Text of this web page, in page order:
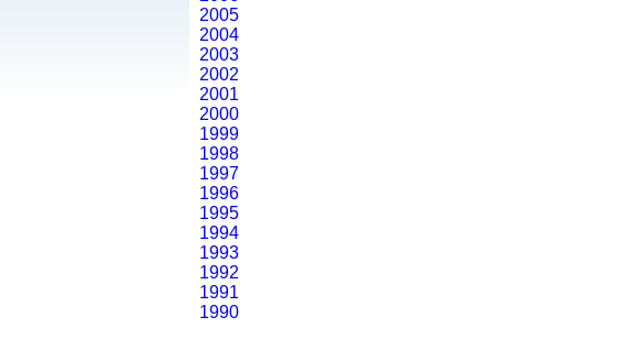
2005
2004
2003
2002
2001
2000
1999
1998
1997
1996
1995
1994
1993
1992
1991
1990